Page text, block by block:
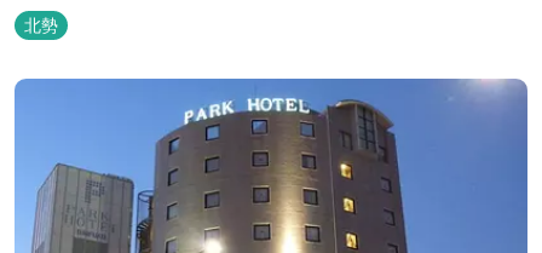
北勢